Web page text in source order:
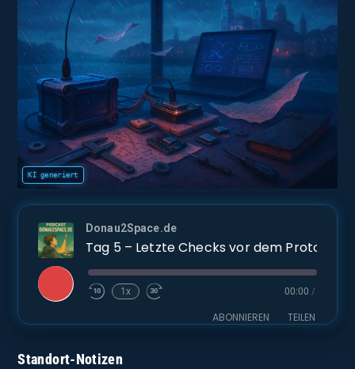
Donau2Space.de
Play
Episode
1x 00:00 /
ABONNIEREN TEILEN
Amazon
TEILEN
Standort-Notizen